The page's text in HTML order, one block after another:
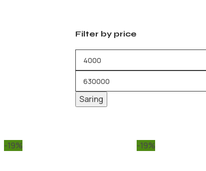
Filter by price
Saring
-19% -19%